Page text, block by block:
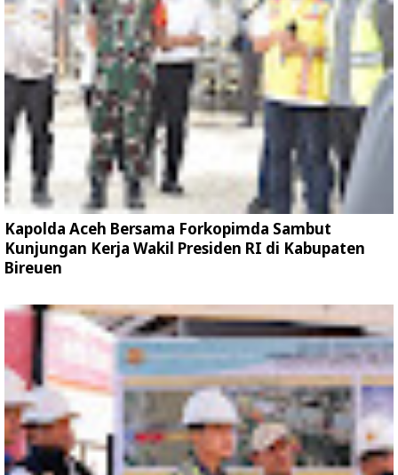
Kapolda Aceh Bersama Forkopimda Sambut
Kunjungan Kerja Wakil Presiden RI di Kabupaten
Bireuen